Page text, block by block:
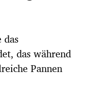
das während
Pannen